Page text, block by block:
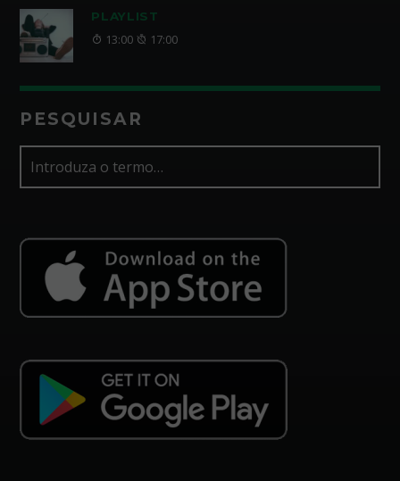
PLAYLIST
13:00 17:00
PESQUISAR